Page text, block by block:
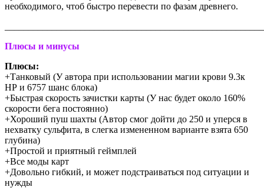
необходимого, чтоб быстро перевести по фазам древнего.
Плюсы и минусы
Плюсы:
+Танковый (У автора при использовании магии крови 9.3к
НР и 6757 шанс блока)
+Быстрая скорость зачистки карты (У нас будет около 160%
скорости бега постоянно)
+Хороший пуш шахты (Автор смог дойти до 250 и уперся в
нехватку сульфита, в слегка измененном варианте взята 650
глубина)
+Простой и приятный геймплей
+Все моды карт
+Довольно гибкий, и может подстраиваться под ситуации и
нужды